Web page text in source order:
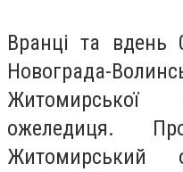
Вранці та вдень
Новограда-
Житомирської
ожеледиця.